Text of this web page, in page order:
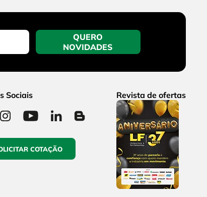
QUERO
NOVIDADES
Sociais
COTAÇÃO
Revista de ofertas